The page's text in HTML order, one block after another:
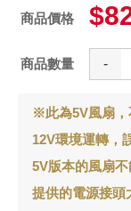
商品價格
商品數量 -
※此為5V風扇，
12V環境運轉，
5V版本的風扇
提供的電源接頭